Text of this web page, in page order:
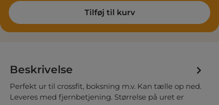
Tilføj til kurv
Beskrivelse
Perfekt ur til crossfit, boksning m.v. Kan tælle op ned.
Leveres med fjernbetjening. Størrelse på uret er